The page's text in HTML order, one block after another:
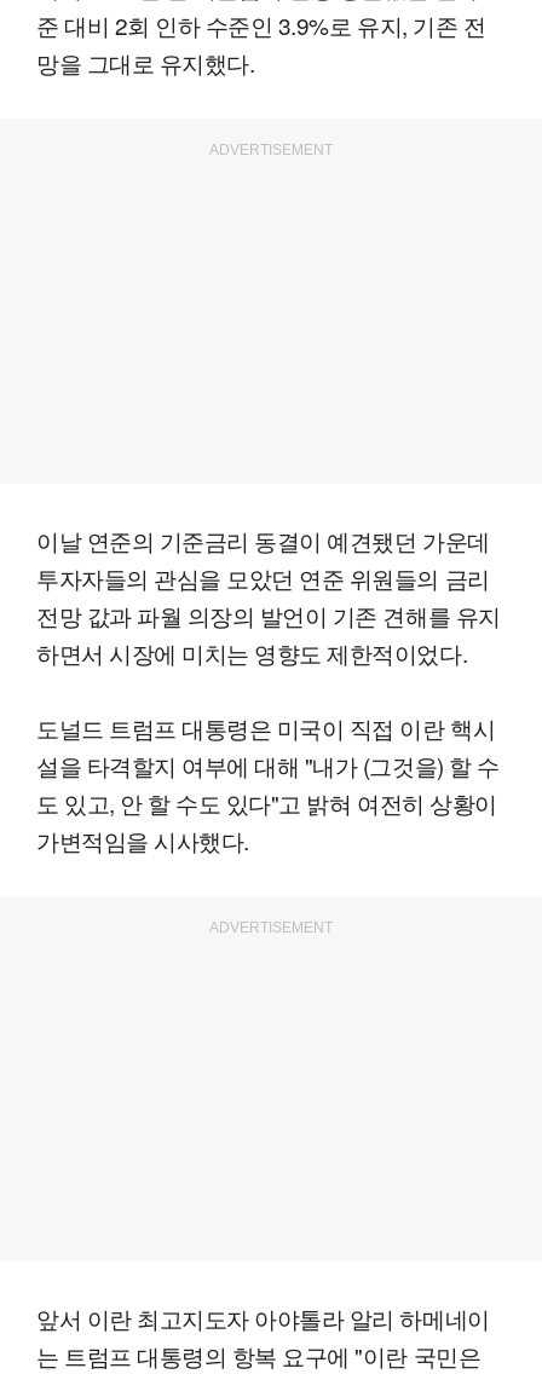
준 대비 2회 인하 수준인 3.9%로 유지, 기존 전
망을 그대로 유지했다.
ADVERTISEMENT
이날 연준의 기준금리 동결이 예견됐던 가운데
투자자들의 관심을 모았던 연준 위원들의 금리
전망 값과 파월 의장의 발언이 기존 견해를 유지
하면서 시장에 미치는 영향도 제한적이었다.
도널드 트럼프 대통령은 미국이 직접 이란 핵시
설을 타격할지 여부에 대해 "내가 (그것을) 할 수
도 있고, 안 할 수도 있다"고 밝혀 여전히 상황이
가변적임을 시사했다.
ADVERTISEMENT
앞서 이란 최고지도자 아야톨라 알리 하메네이
는 트럼프 대통령의 항복 요구에 "이란 국민은